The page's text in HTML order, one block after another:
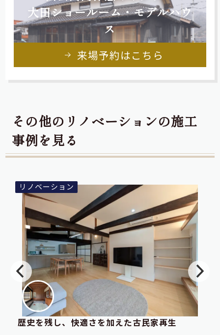
大田ショールーム・モデルハウ
ス
来場予約はこちら
その他のリノベーションの施工
事例を見る
リノベーション
歴史を残し、快適さを加えた古民家再生